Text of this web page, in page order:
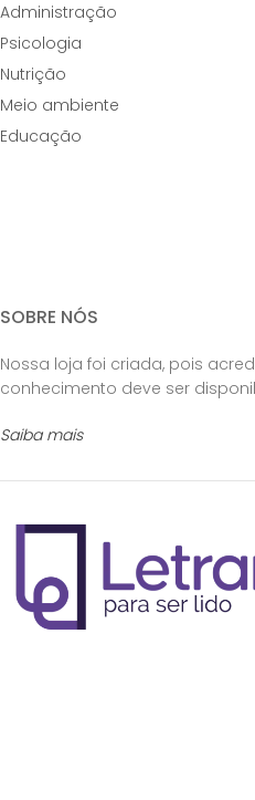
Administração
Psicologia
Nutrição
Meio ambiente
Educação
SOBRE NÓS
Nossa loja foi criada, pois
conhecimento deve ser
Saiba mais